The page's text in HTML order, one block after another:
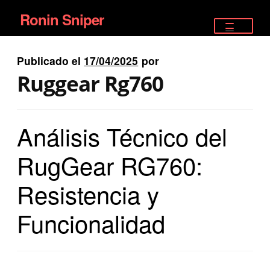
Ir
a
la
navegación
Ir
al
contenido
Ronin Sniper
PISTOLAS
RIFLES DEPORTIVOS
SATELITALES
Publicado el 17/04/2025 por
Ruggear Rg760
Análisis Técnico del
RugGear RG760:
Resistencia y
Funcionalidad